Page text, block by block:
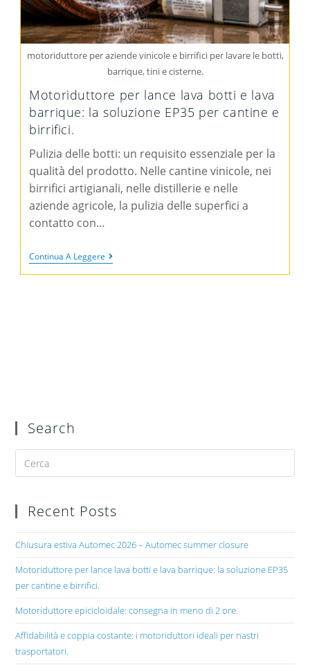
motoriduttore per aziende vinicole e birrifici per lavare le botti,
barrique, tini e cisterne.
Motoriduttore per lance lava botti e lava
barrique: la soluzione EP35 per cantine e
birrifici.
Pulizia delle botti: un requisito essenziale per la
qualità del prodotto. Nelle cantine vinicole, nei
birrifici artigianali, nelle distillerie e nelle
aziende agricole, la pulizia delle superfici a
contatto con…
Continua A Leggere
Search
Recent Posts
Chiusura estiva Automec 2026 – Automec summer closure
Motoriduttore per lance lava botti e lava barrique: la soluzione EP35
per cantine e birrifici.
Motoriduttore epicicloidale: consegna in meno di 2 ore.
Affidabilità e coppia costante: i motoriduttori ideali per nastri
trasportatori.